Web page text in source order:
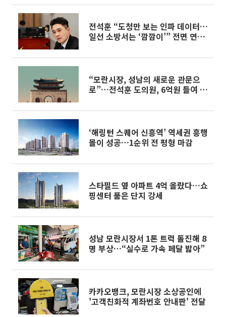
전석훈 “도청만 보는 인파 데이터…
일선 소방서는 ‘깜깜이’” 전면 연동
“모란시장, 성남의 새로운 관문으
로”…전석훈 도의원, 6억원 들여 상
‘해링턴 스퀘어 신흥역’ 역세권 흥행
몰이 성공…1순위 전 평형 마감
스타필드 옆 아파트 4억 올랐다…쇼
핑센터 품은 단지 강세
성남 모란시장서 1톤 트럭 돌진해 8
명 부상…“실수로 가속 페달 밟아”
카카오뱅크, 모란시장 소상공인에
'고객친화적 계좌번호 안내판' 전달